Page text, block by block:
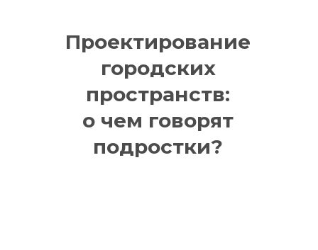
Проектирование
городских
пространств:
о чем говорят
подростки?